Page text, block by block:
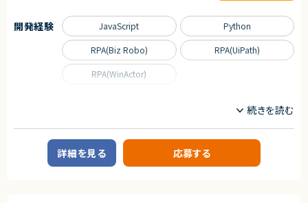
上記複数の事業を自社プロダクトとして展開しながら、大手企業のマーケテ
ィングにまつわる施策を数多く支援しています。現在、クライアントのSNS運
用代行案件の拡大に伴い、 プロジェクトを統括・推進いただける 「マーケテ
ィングPM（プロジェクトマネージャー）」を募集しております。単なるＳＮＳの
投稿管理ではなく、事業課題解決のための戦略設計やクライアント折衝を担
・クライアント課題のヒアリングと、生成AIを活用した要件整理・たたき台の
ど）を組み合わせた企画設計
・AIツールを用いたタスク分解、スケジュール設計
・SNS投稿案やレポートのドラフトをAIで生成し、最終クオリティのチェック・
プロジェクトリーダー
【案件概要】
開発経験 JavaScript Python
RPA(Biz Robo) RPA(UiPath)
RPA(WinActor)
詳細を見る 応募する